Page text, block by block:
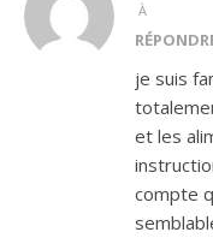
À
je suis
et les
compte